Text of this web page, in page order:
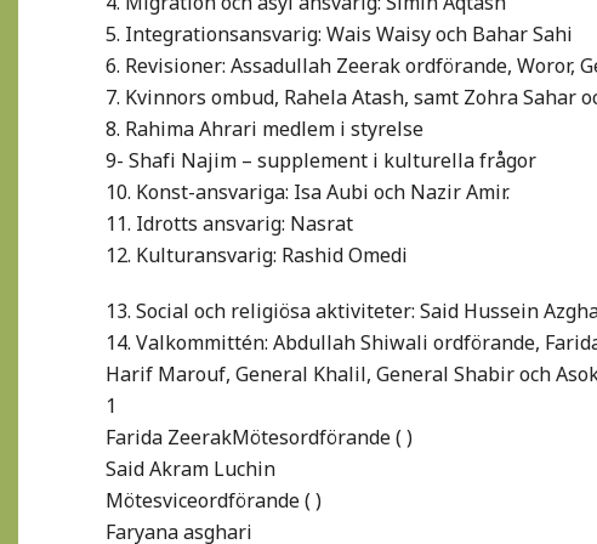
5. Integrationsansvarig: Wais Waisy och Bahar Sahi
6. Revisioner: Assadullah Zeerak ordförande, Woror,
7. Kvinnors ombud, Rahela Atash, samt Zohra Sahar
8. Rahima Ahrari medlem i styrelse
9- Shafi Najim – supplement i kulturella frågor
10. Konst-ansvariga: Isa Aubi och Nazir Amir.
11. Idrotts ansvarig: Nasrat
12. Kulturansvarig: Rashid Omedi
13. Social och religiösa aktiviteter: Said Hussein
14. Valkommittén: Abdullah Shiwali ordförande,
Harif Marouf, General Khalil, General Shabir och
1
Farida ZeerakMötesordförande ( )
Said Akram Luchin
Mötesviceordförande ( )
Faryana asghari